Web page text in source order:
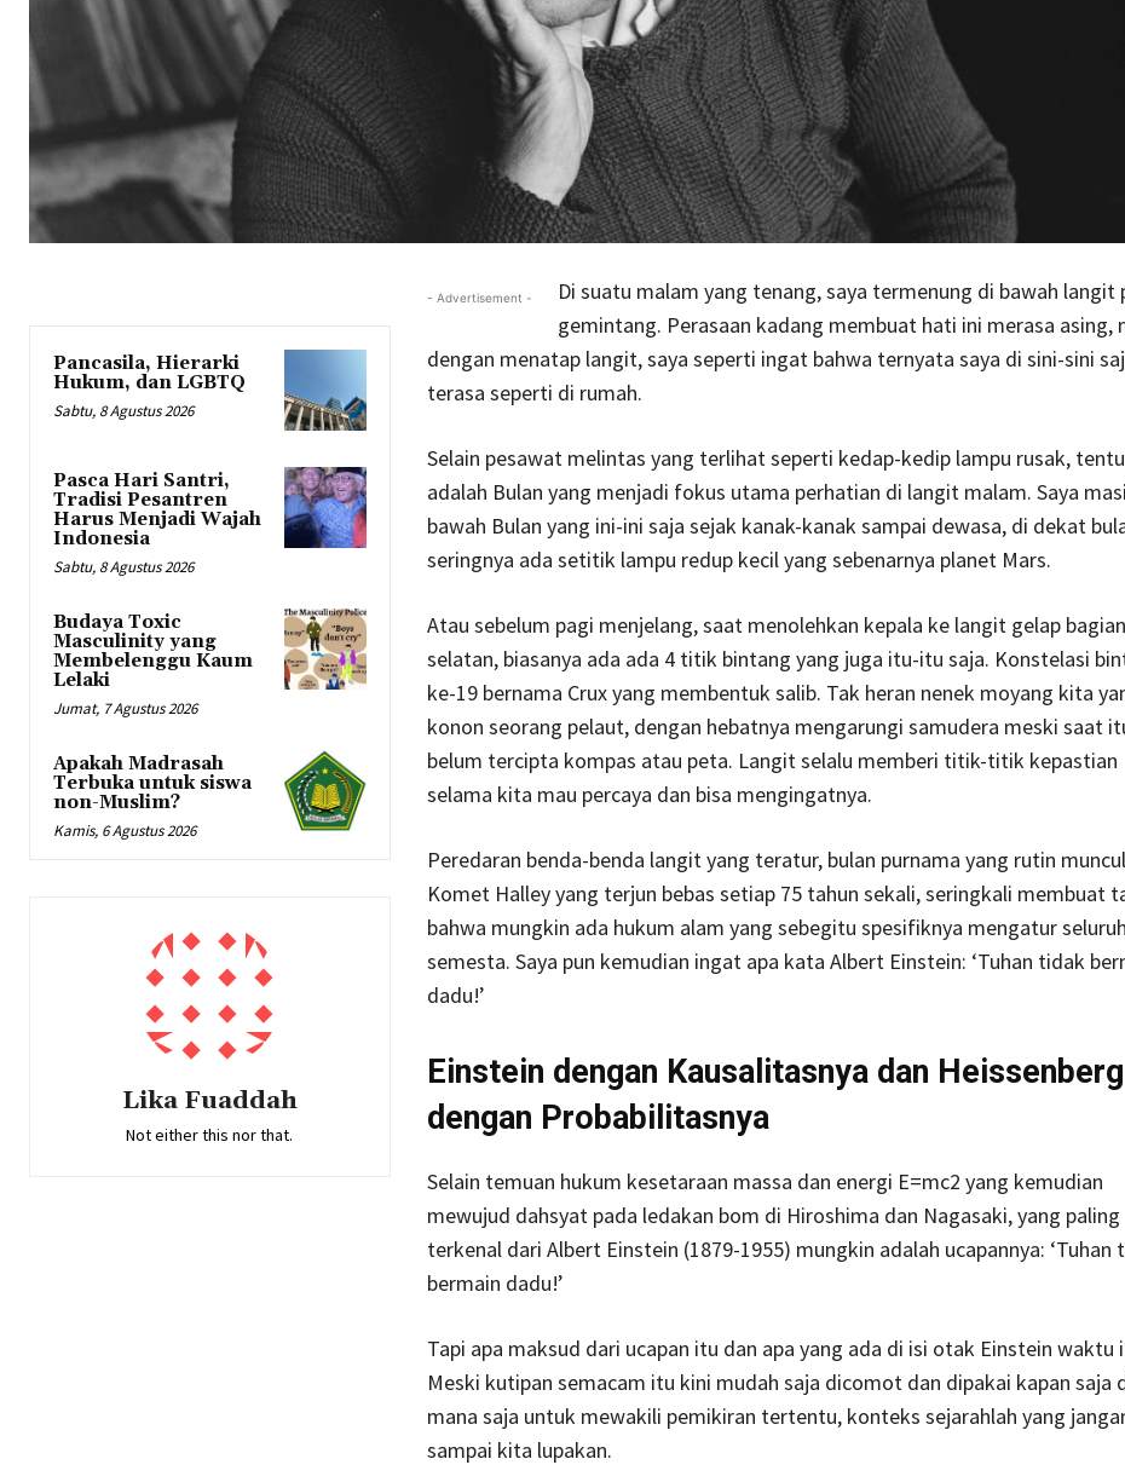
Pancasila, Hierarki
Hukum, dan LGBTQ
Sabtu, 8 Agustus 2026
Pasca Hari Santri,
Tradisi Pesantren
Harus Menjadi Wajah
Indonesia
Sabtu, 8 Agustus 2026
Budaya Toxic
Masculinity yang
Membelenggu Kaum
Lelaki
Jumat, 7 Agustus 2026
Apakah Madrasah
Terbuka untuk siswa
non-Muslim?
Kamis, 6 Agustus 2026
Lika Fuaddah
Not either this nor that.
- Advertisement -
Di suatu malam yang tenang, saya termenung di bawah langit
gemintang. Perasaan kadang membuat hati ini merasa asing,
dengan menatap langit, saya seperti ingat bahwa ternyata saya di sini-sini
terasa seperti di rumah.
Selain pesawat melintas yang terlihat seperti kedap-kedip lampu rusak, tentu
adalah Bulan yang menjadi fokus utama perhatian di langit malam. Saya
bawah Bulan yang ini-ini saja sejak kanak-kanak sampai dewasa, di dekat
seringnya ada setitik lampu redup kecil yang sebenarnya planet Mars.
Atau sebelum pagi menjelang, saat menolehkan kepala ke langit gelap bagian
selatan, biasanya ada ada 4 titik bintang yang juga itu-itu saja. Konstelasi
ke-19 bernama Crux yang membentuk salib. Tak heran nenek moyang kita
konon seorang pelaut, dengan hebatnya mengarungi samudera meski saat
belum tercipta kompas atau peta. Langit selalu memberi titik-titik kepastian
selama kita mau percaya dan bisa mengingatnya.
Peredaran benda-benda langit yang teratur, bulan purnama yang rutin
Komet Halley yang terjun bebas setiap 75 tahun sekali, seringkali membuat
bahwa mungkin ada hukum alam yang sebegitu spesifiknya mengatur
semesta. Saya pun kemudian ingat apa kata Albert Einstein: ‘Tuhan tidak
dadu!’
Einstein dengan Kausalitasnya dan Heissenberg
dengan Probabilitasnya
Selain temuan hukum kesetaraan massa dan energi E=mc2 yang kemudian
mewujud dahsyat pada ledakan bom di Hiroshima dan Nagasaki, yang paling
terkenal dari Albert Einstein (1879-1955) mungkin adalah ucapannya: ‘Tuhan
bermain dadu!’
Tapi apa maksud dari ucapan itu dan apa yang ada di isi otak Einstein waktu
Meski kutipan semacam itu kini mudah saja dicomot dan dipakai kapan saja
mana saja untuk mewakili pemikiran tertentu, konteks sejarahlah yang
sampai kita lupakan.